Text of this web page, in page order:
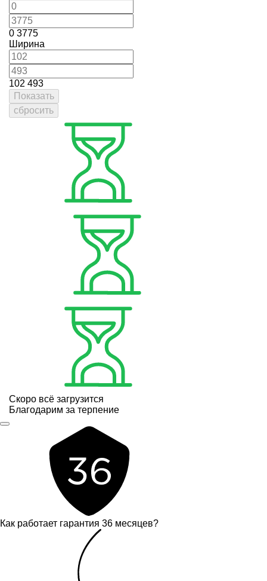
0 3775
Ширина
102 493
Показать
сбросить
Скоро всё загрузится
Благодарим за терпение
Как работает гарантия 36 месяцев?